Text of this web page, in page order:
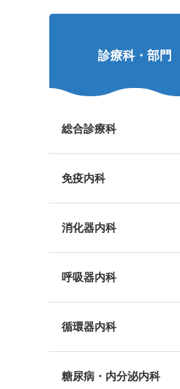
診療科・部門
総合診療科
免疫内科
消化器内科
呼吸器内科
循環器内科
糖尿病・内分泌内科